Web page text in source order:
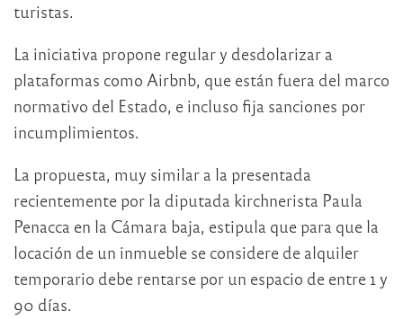
turistas.
La iniciativa propone regular y desdolarizar a
plataformas como Airbnb, que están fuera del marco
normativo del Estado, e incluso fija sanciones por
incumplimientos.
La propuesta, muy similar a la presentada
recientemente por la diputada kirchnerista Paula
Penacca en la Cámara baja, estipula que para que la
locación de un inmueble se considere de alquiler
temporario debe rentarse por un espacio de entre 1 y
90 días.